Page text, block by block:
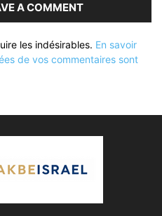
A COMMENT
les indésirables. En savoir
de vos commentaires sont